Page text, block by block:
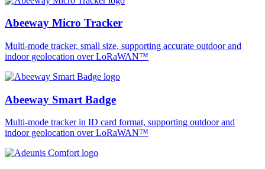
Abeeway Micro Tracker
Multi-mode tracker, small size, supporting accurate outdoor and
indoor geolocation over LoRaWAN™
Abeeway Smart Badge
Multi-mode tracker in ID card format, supporting outdoor and
indoor geolocation over LoRaWAN™